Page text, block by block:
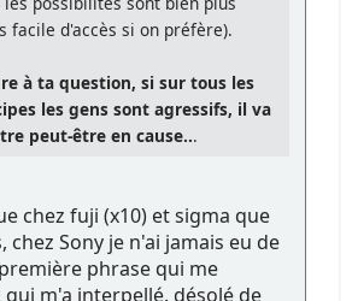
facile d'accès si on préfère).
à ta question, si sur tous les
les gens sont agressifs, il va
peut-être en cause...
chez fuji (x10) et sigma que
chez Sony je n'ai jamais eu de
phrase qui me
qui m'a interpellé. désolé de